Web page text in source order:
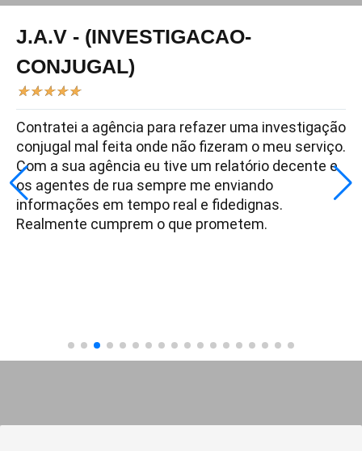
J.A.V - (INVESTIGACAO-
CONJUGAL)
★★★★★
Contratei a agência para refazer uma investigação
conjugal mal feita onde não fizeram o meu serviço.
Com a sua agência eu tive um relatório decente e
os agentes de rua sempre me enviando
informações em tempo real e fidedignas.
Realmente cumprem o que prometem.